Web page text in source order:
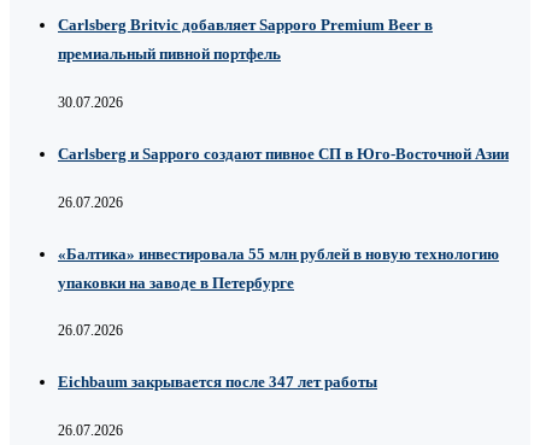
Carlsberg Britvic добавляет Sapporo Premium Beer в
премиальный пивной портфель
30.07.2026
Carlsberg и Sapporo создают пивное СП в Юго-Восточной Азии
26.07.2026
«Балтика» инвестировала 55 млн рублей в новую технологию
упаковки на заводе в Петербурге
26.07.2026
Eichbaum закрывается после 347 лет работы
26.07.2026